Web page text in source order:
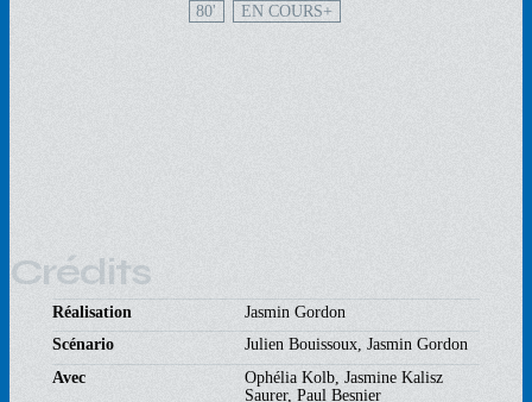
80' EN COURS
Crédits
Réalisation
Jasmin Gordon
Scénario
Julien Bouissoux, Jasmin Gordon
Avec
Ophélia Kolb, Jasmine Kalisz
Saurer, Paul Besnier